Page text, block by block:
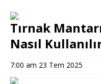
Tırnak
Nasıl
7:00 am 23 Tem 2025